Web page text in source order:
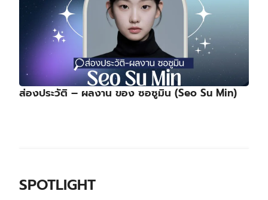
ส่องประวัติ – ผลงาน ของ ซอซูมิน (Seo Su Min)
SPOTLIGHT